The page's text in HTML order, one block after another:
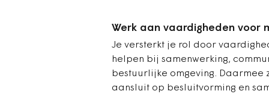
Werk aan vaardigheden voor
Je versterkt je rol door
helpen bij samenwerking,
bestuurlijke omgeving.
aansluit op besluitvorming en